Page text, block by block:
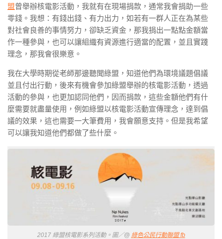
盟曾舉辦核電影活動，我就有在現場捐款，通常我會捐助一些
零錢。我想：有錢出錢、有力出力，如若有一群人正在為某些
對社會良善的事情努力，卻缺乏資金，那我捐出一點點金額當
作一種參與，也可以讓組織有資源進行適當的配置，並且實踐
理念，那我會很樂意。
我在大學時期從老師那邊聽聞綠盟，知道他們為環境議題倡議
並且付出行動，後來有機會參加綠盟舉辦的核電影活動，透過
活動的參與，也更加認同他們，因而捐款，這些金額他們有什
麼需要就盡量使用，例如綠盟以核電影活動宣傳理念，達到倡
議的效果，這也需要一大筆費用，我會願意支持。但是我希望
可以讓我知道他們都做了些什麼。
2017 綠盟核電影系列活動。圖／@ 綠色公民行動聯盟 fb